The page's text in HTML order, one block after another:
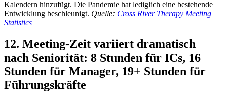
Kalendern hinzufügt. Die Pandemie hat lediglich eine bestehende
Entwicklung beschleunigt. Quelle: Cross River Therapy Meeting
Statistics
12. Meeting-Zeit variiert dramatisch
nach Seniorität: 8 Stunden für ICs, 16
Stunden für Manager, 19+ Stunden für
Führungskräfte